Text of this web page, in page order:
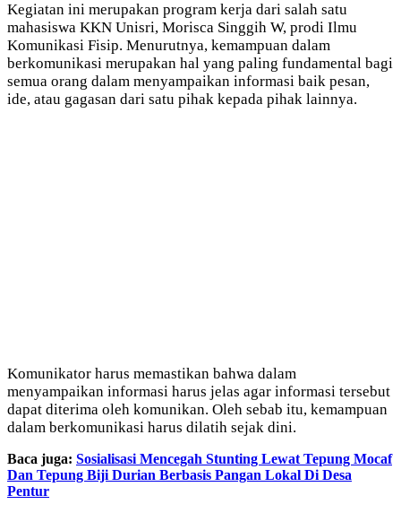
Kegiatan ini merupakan program kerja dari salah satu
mahasiswa KKN Unisri, Morisca Singgih W, prodi Ilmu
Komunikasi Fisip. Menurutnya, kemampuan dalam
berkomunikasi merupakan hal yang paling fundamental bagi
semua orang dalam menyampaikan informasi baik pesan,
ide, atau gagasan dari satu pihak kepada pihak lainnya.
Komunikator harus memastikan bahwa dalam
menyampaikan informasi harus jelas agar informasi tersebut
dapat diterima oleh komunikan. Oleh sebab itu, kemampuan
dalam berkomunikasi harus dilatih sejak dini.
Baca juga: Sosialisasi Mencegah Stunting Lewat Tepung Mocaf
Dan Tepung Biji Durian Berbasis Pangan Lokal Di Desa
Pentur